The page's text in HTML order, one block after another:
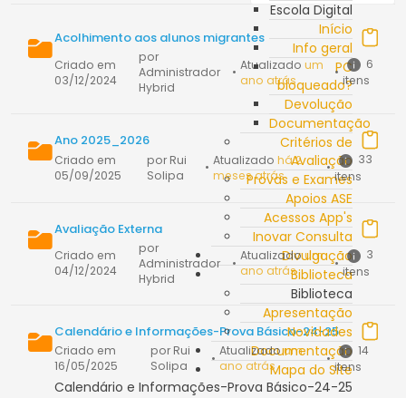
Escola Digital
Início
Info geral
PC
bloqueado?
Devolução
Documentação
Critérios de
Avaliação
Provas e Exames
Apoios ASE
Acessos App's
Inovar Consulta
Divulgação
Biblioteca
Biblioteca
Apresentação
Novidades
Documentação
Mapa do Site
Acolhimento aos alunos migrantes
Criado em
03/12/2024
por
Administrador
Hybrid
• Atualizadoum
ano atrás
•
6
itens
Ano 2025_2026
Criado em
05/09/2025
por Rui
Solipa
• Atualizado há 2
meses atrás
•
33
itens
Avaliação Externa
Criado em
04/12/2024
por
Administrador
Hybrid
• Atualizadoum
ano atrás
•
3
itens
Calendário e Informações-Prova Básico-24-25
Criado em
16/05/2025
por Rui
Solipa
• Atualizadoum
ano atrás
•
14
itens
Calendário e Informações-Prova Básico-24-25